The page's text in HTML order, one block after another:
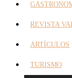
REVISTA
ARTÍCULOS
TURISMO